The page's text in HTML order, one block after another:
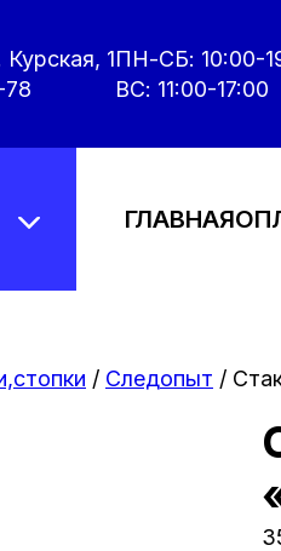
Курская, 1ПН-СБ: 10:00-
ВС: 11:00-17:00
ГЛАВНАЯ
/ Следопыт /